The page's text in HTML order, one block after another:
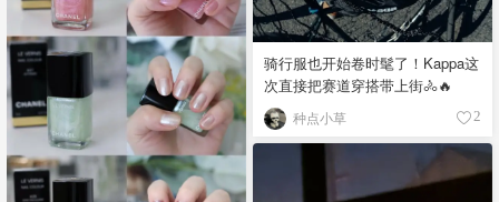
骑行服也开始卷时髦了！Kappa这
次直接把赛道穿搭带上街🚴🔥
种点小草 2